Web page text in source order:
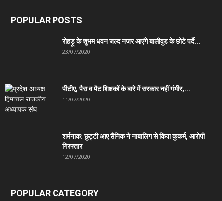
POPULAR POSTS
रोहड़ू के शुभम धवन जल्द नजर आएंगे बालीवुड के छोटे पर्दे...
23/07/2020
पीटीए, पैरा व पैट शिक्षकों के बारे में सरकार नहीं गंभीर,...
11/07/2020
शर्मनाक: छुट्टी आए सैनिक ने नाबालिग से किया कुकर्म, आरोपी
गिरफ्तार
12/07/2020
POPULAR CATEGORY